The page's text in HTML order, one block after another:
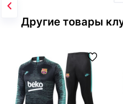
Другие товары